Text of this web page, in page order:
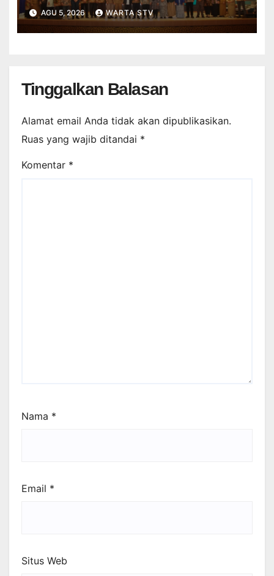
AGU 5, 2026 WARTA STV
Tinggalkan Balasan
Alamat email Anda tidak akan dipublikasikan.
Ruas yang wajib ditandai *
Komentar *
Nama *
Email *
Situs Web